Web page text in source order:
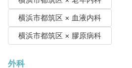
横浜市都筑区 × 血液内科
横浜市都筑区 × 膠原病科
外科